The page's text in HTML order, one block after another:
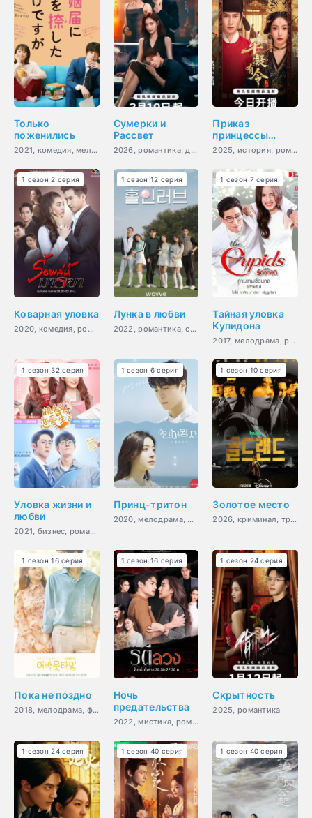
Только
поженились
2021, комедия, мелодрама, романтика, повседневность
Сумерки и
Рассвет
2026, романтика, драма
Приказ
принцессы
Пиннин
2025, история, романтика
Коварная уловка
2020, комедия, романтика, драма
1 сезон 2 серия
Лунка в любви
2022, романтика, спорт
1 сезон 12 серия
Тайная уловка
Купидона
2017, мелодрама, романтика, драма
1 сезон 7 серия
Уловка жизни и
любви
2021, бизнес, романтика, драма
1 сезон 32 серия
Принц-тритон
2020, мелодрама, фэнтези, мистика, романтика, молодость, драма
1 сезон 6 серия
Золотое место
2026, криминал, триллер, боевик, драма
1 сезон 10 серия
Пока не поздно
2018, мелодрама, фэнтези
1 сезон 16 серия
Ночь
предательства
2022, мистика, романтика, драма, мелодрама
1 сезон 16 серия
Скрытность
2025, романтика
1 сезон 24 серия
1 сезон 24 серия 1 сезон 40 серия 1 сезон 40 серия